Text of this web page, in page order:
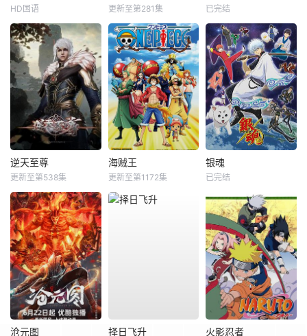
HD国语 更新至第281集 已完结
逆天至尊
更新至第538集
海贼王
更新至第1172集
银魂
已完结
沧元图 择日飞升 火影忍者